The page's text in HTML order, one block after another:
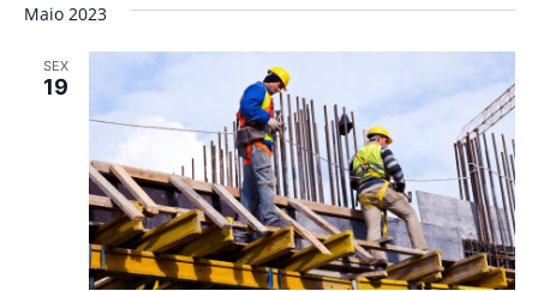
e
de
de
data.
Maio 2023
SEX
19